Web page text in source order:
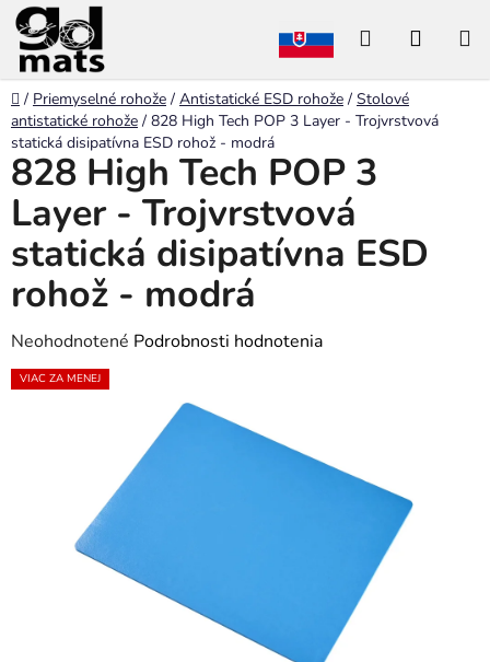
Prejsť
na
obsah
Hľadať
Domov
/ Priemyselné rohože / Antistatické ESD rohože / Stolové
antistatické rohože / 828 High Tech POP 3 Layer - Trojvrstvová
statická disipatívna ESD rohož - modrá
828 High Tech POP 3
Layer - Trojvrstvová
statická disipatívna ESD
rohož - modrá
Priemerné
hodnotenie
hviezdičiek.
Neohodnotené Podrobnosti hodnotenia
VIAC ZA MENEJ